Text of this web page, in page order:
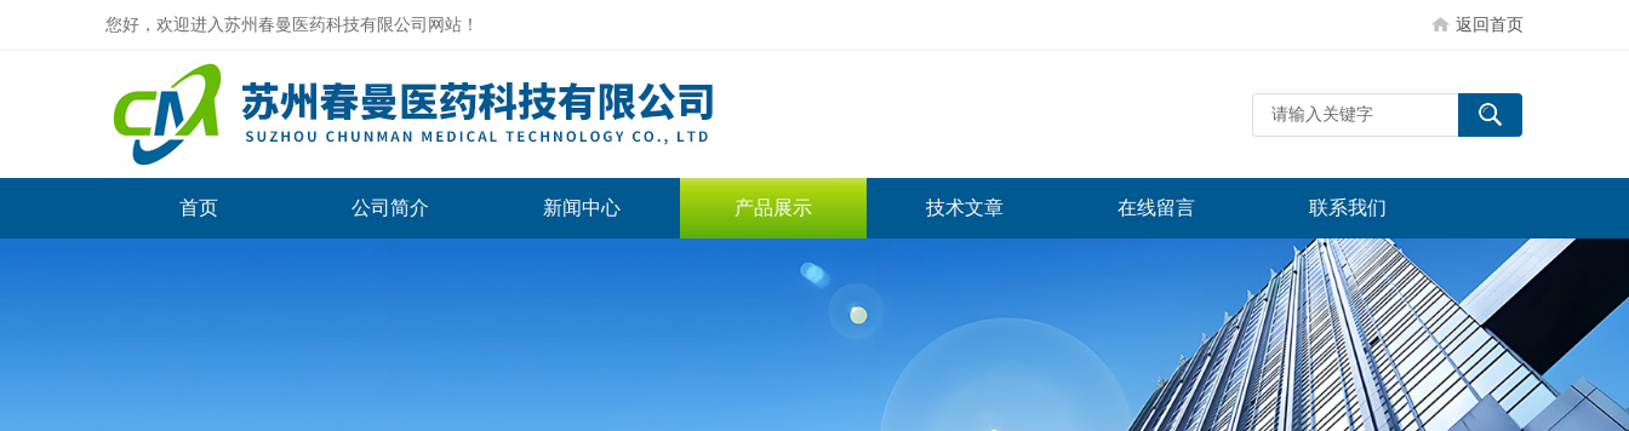
您好，欢迎进入苏州春曼医药科技有限公司网站！ 返回首页
首页 公司简介 新闻中心 产品展示 技术文章 在线留言 联系我们